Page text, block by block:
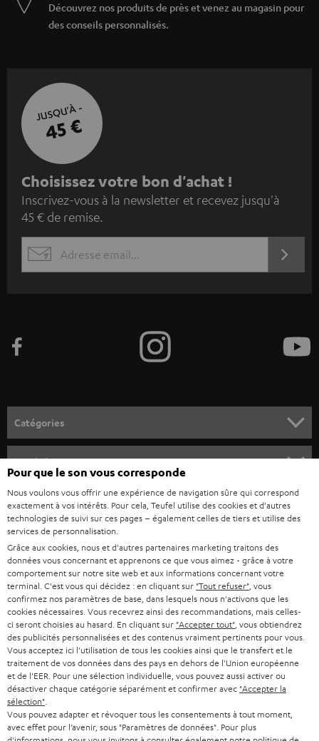
Découvrez nos produits de près et venez au magasin pour
des conseils personnalisés.
JUSQU'À -
45 €
I
n
s
c
r
z
o
u
s
à
l
a
n
e
w
s
l
e
t
t
e
Choisissez votre bon d'achat !
Inscrivez-vous à la newsletter et recevez jusqu'à
45 € de remise.
EMAIL
Catégories
BARRES DE SON
STEREO
SMART HOME
BLUETOOTH
CASQUES AUDIO
CASQUES BLUETOOTH AUDIO
SYSTEMES COMPLETS
ENCEINTES
Société
SUPPORT
CARRIÈRE
PRESSE
B2B
NEWSLETTER
MAGASINS
AVANTAGES D’ACHAT
Boutiques en ligne Teufel
ALLEMAGNE
AUTRICHE
SUISSE
PAYS-BAS
BELGIQUE
FRANCE
Pour que le son vous corresponde
Nous voulons vous offrir une expérience de navigation sûre qui correspond
exactement à vos intérêts. Pour cela, Teufel utilise des cookies et d'autres
technologies de suivi sur ces pages – également celles de tiers et utilise des
services de personnalisation.
Grâce aux cookies, nous et d'autres partenaires marketing traitons des
données vous concernant et apprenons ce que vous aimez - grâce à votre
comportement sur notre site web et aux informations concernant votre
terminal. C'est vous qui décidez : en cliquant sur "Tout refuser" , vous
confirmez nos paramètres de base, dans lesquels nous n'activons que les
cookies nécessaires. Vous recevrez ainsi des recommandations, mais celles-
ci seront choisies au hasard. En cliquant sur "Accepter tout" , vous obtiendrez
des publicités personnalisées et des contenus vraiment pertinents pour vous.
Vous acceptez ici l'utilisation de tous les cookies ainsi que le transfert et le
traitement de vos données dans des pays en dehors de l'Union européenne
et de l'EER. Pour une sélection individuelle, vous pouvez aussi activer ou
désactiver chaque catégorie séparément et confirmer avec "Accepter la
sélection"
Vous pouvez adapter et révoquer tous les consentements à tout moment,
avec effet pour l’avenir, sous "Paramètres de données". Pour plus